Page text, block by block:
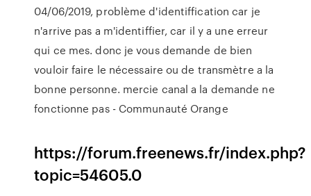
04/06/2019, problème d'identiffication car je
n'arrive pas a m'identiffier, car il y a une erreur
qui ce mes. donc je vous demande de bien
vouloir faire le nécessaire ou de transmètre a la
bonne personne. mercie canal a la demande ne
fonctionne pas - Communauté Orange
https://forum.freenews.fr/index.php?
topic=54605.0